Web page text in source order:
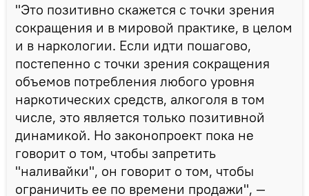
"Это позитивно скажется с точки зрения
сокращения и в мировой практике, в целом
и в наркологии. Если идти пошагово,
постепенно с точки зрения сокращения
объемов потребления любого уровня
наркотических средств, алкоголя в том
числе, это является только позитивной
динамикой. Но законопроект пока не
говорит о том, чтобы запретить
"наливайки", он говорит о том, чтобы
ограничить ее по времени продажи", —